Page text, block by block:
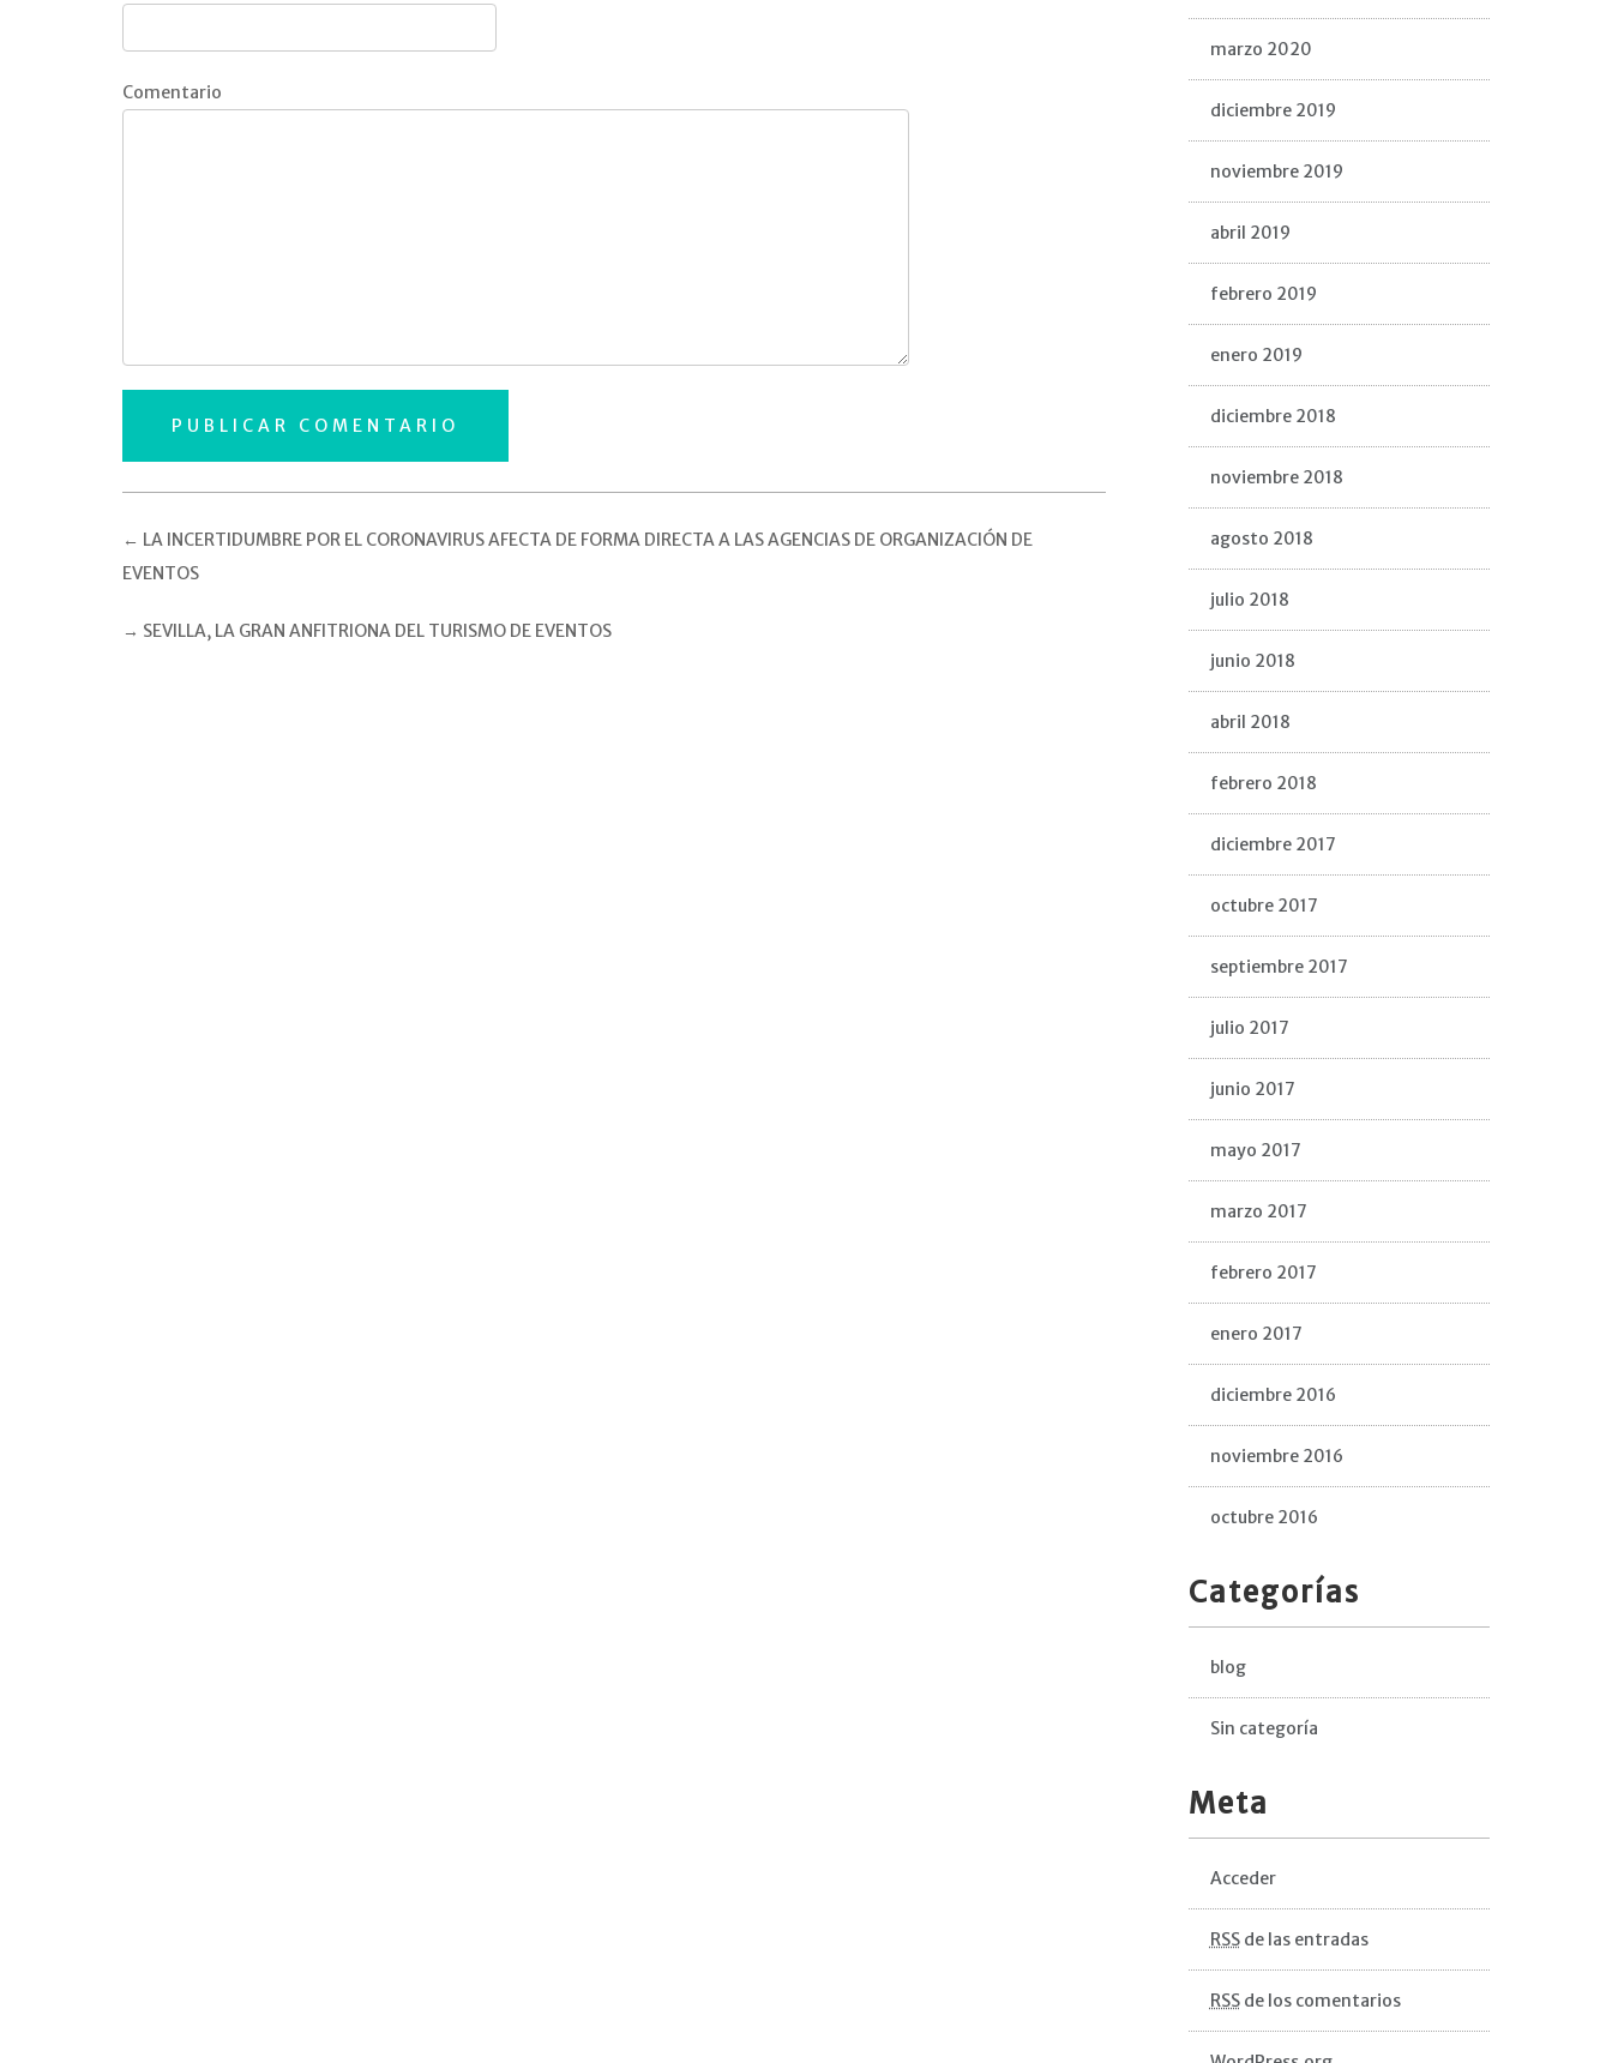
Comentario
← LA INCERTIDUMBRE POR EL CORONAVIRUS AFECTA DE FORMA DIRECTA A LAS AGENCIAS DE ORGANIZACIÓN DE
EVENTOS
→ SEVILLA, LA GRAN ANFITRIONA DEL TURISMO DE EVENTOS
marzo 2020
diciembre 2019
noviembre 2019
abril 2019
febrero 2019
enero 2019
diciembre 2018
noviembre 2018
agosto 2018
julio 2018
junio 2018
abril 2018
febrero 2018
diciembre 2017
octubre 2017
septiembre 2017
julio 2017
junio 2017
mayo 2017
marzo 2017
febrero 2017
enero 2017
diciembre 2016
noviembre 2016
octubre 2016
Categorías
blog
Sin categoría
Meta
Acceder
RSSde las entradas
RSSde los comentarios